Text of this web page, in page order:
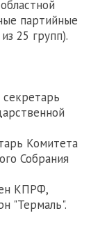
партийные
25 групп).
Комитета
Собрания
КПРФ,
"Термаль".